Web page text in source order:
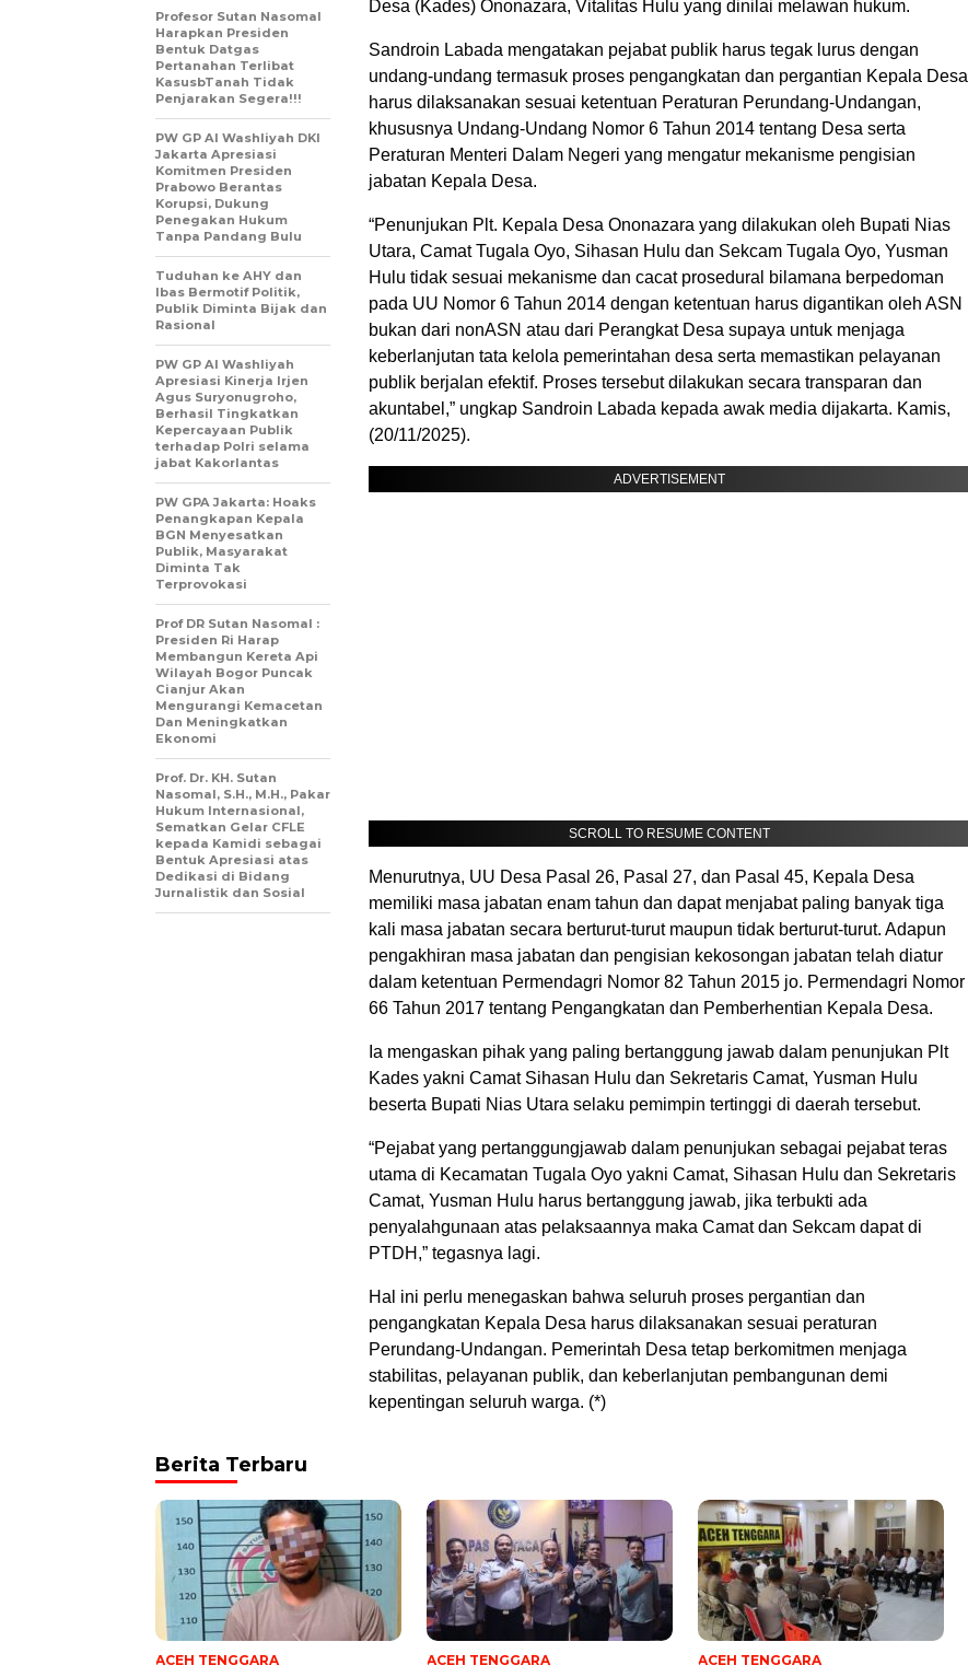
Desa (Kades) Ononazara, Vitalitas Hulu yang dinilai melawan hukum.
Sandroin Labada mengatakan pejabat publik harus tegak lurus dengan
undang-undang termasuk proses pengangkatan dan pergantian Kepala Desa
harus dilaksanakan sesuai ketentuan Peraturan Perundang-Undangan,
khususnya Undang-Undang Nomor 6 Tahun 2014 tentang Desa serta
Peraturan Menteri Dalam Negeri yang mengatur mekanisme pengisian
jabatan Kepala Desa.
“Penunjukan Plt. Kepala Desa Ononazara yang dilakukan oleh Bupati Nias
Utara, Camat Tugala Oyo, Sihasan Hulu dan Sekcam Tugala Oyo, Yusman
Hulu tidak sesuai mekanisme dan cacat prosedural bilamana berpedoman
pada UU Nomor 6 Tahun 2014 dengan ketentuan harus digantikan oleh ASN
bukan dari nonASN atau dari Perangkat Desa supaya untuk menjaga
keberlanjutan tata kelola pemerintahan desa serta memastikan pelayanan
publik berjalan efektif. Proses tersebut dilakukan secara transparan dan
akuntabel,” ungkap Sandroin Labada kepada awak media dijakarta. Kamis,
(20/11/2025).
ADVERTISEMENT
SCROLL TO RESUME CONTENT
Menurutnya, UU Desa Pasal 26, Pasal 27, dan Pasal 45, Kepala Desa
memiliki masa jabatan enam tahun dan dapat menjabat paling banyak tiga
kali masa jabatan secara berturut-turut maupun tidak berturut-turut. Adapun
pengakhiran masa jabatan dan pengisian kekosongan jabatan telah diatur
dalam ketentuan Permendagri Nomor 82 Tahun 2015 jo. Permendagri Nomor
66 Tahun 2017 tentang Pengangkatan dan Pemberhentian Kepala Desa.
Ia mengaskan pihak yang paling bertanggung jawab dalam penunjukan Plt
Kades yakni Camat Sihasan Hulu dan Sekretaris Camat, Yusman Hulu
beserta Bupati Nias Utara selaku pemimpin tertinggi di daerah tersebut.
“Pejabat yang pertanggungjawab dalam penunjukan sebagai pejabat teras
utama di Kecamatan Tugala Oyo yakni Camat, Sihasan Hulu dan Sekretaris
Camat, Yusman Hulu harus bertanggung jawab, jika terbukti ada
penyalahgunaan atas pelaksaannya maka Camat dan Sekcam dapat di
PTDH,” tegasnya lagi.
Hal ini perlu menegaskan bahwa seluruh proses pergantian dan
pengangkatan Kepala Desa harus dilaksanakan sesuai peraturan
Perundang-Undangan. Pemerintah Desa tetap berkomitmen menjaga
stabilitas, pelayanan publik, dan keberlanjutan pembangunan demi
kepentingan seluruh warga. (*)
Profesor Sutan Nasomal
Harapkan Presiden
Bentuk Datgas
Pertanahan Terlibat
KasusbTanah Tidak
Penjarakan Segera!!!
PW GP Al Washliyah DKI
Jakarta Apresiasi
Komitmen Presiden
Prabowo Berantas
Korupsi, Dukung
Penegakan Hukum
Tanpa Pandang Bulu
Tuduhan ke AHY dan
Ibas Bermotif Politik,
Publik Diminta Bijak dan
Rasional
PW GP Al Washliyah
Apresiasi Kinerja Irjen
Agus Suryonugroho,
Berhasil Tingkatkan
Kepercayaan Publik
terhadap Polri selama
jabat Kakorlantas
PW GPA Jakarta: Hoaks
Penangkapan Kepala
BGN Menyesatkan
Publik, Masyarakat
Diminta Tak
Terprovokasi
Prof DR Sutan Nasomal :
Presiden Ri Harap
Membangun Kereta Api
Wilayah Bogor Puncak
Cianjur Akan
Mengurangi Kemacetan
Dan Meningkatkan
Ekonomi
Prof. Dr. KH. Sutan
Nasomal, S.H., M.H., Pakar
Hukum Internasional,
Sematkan Gelar CFLE
kepada Kamidi sebagai
Bentuk Apresiasi atas
Dedikasi di Bidang
Jurnalistik dan Sosial
Berita Terbaru
ACEH TENGGARA ACEH TENGGARA ACEH TENGGARA